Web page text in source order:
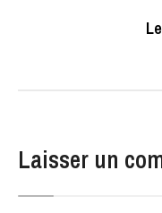
Laisser un